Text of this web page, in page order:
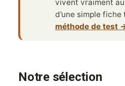
vivent vraiment
d’une simple fiche
méthode de test
Notre sélection